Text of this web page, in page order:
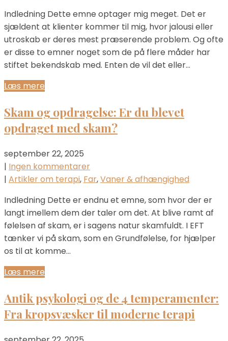
Indledning Dette emne optager mig meget. Det er
sjældent at klienter kommer til mig, hvor jalousi eller
utroskab er deres mest præserende problem. Og ofte
er disse to emner noget som de på flere måder har
stiftet bekendskab med. Enten de vil det eller…
Læs mere
Skam og opdragelse: Er du blevet
opdraget med skam?
september 22, 2025
| Ingen kommentarer
| Artikler om terapi, Far,Vaner & afhængighed
Indledning Dette er endnu et emne, som hvor der er
langt imellem dem der taler om det. At blive ramt af
følelsen af skam, er i sagens natur skamfuldt. I EFT
tænker vi på skam, som en Grundfølelse, for hjælper
os til at komme…
Læs mere
Antik psykologi og de 4 temperamenter:
Fra kropsvæsker til moderne terapi